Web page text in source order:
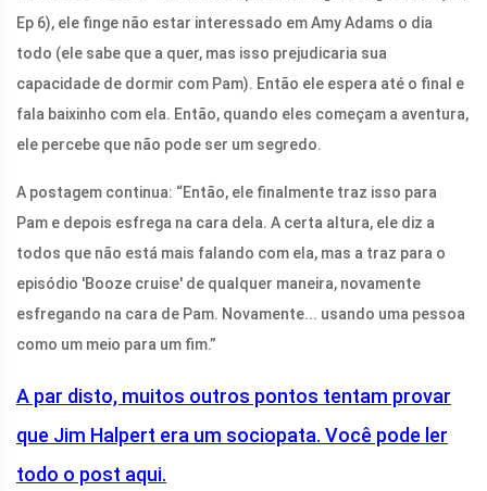
Ep 6), ele finge não estar interessado em Amy Adams o dia
todo (ele sabe que a quer, mas isso prejudicaria sua
capacidade de dormir com Pam). Então ele espera até o final e
fala baixinho com ela. Então, quando eles começam a aventura,
ele percebe que não pode ser um segredo.
A postagem continua: “Então, ele finalmente traz isso para
Pam e depois esfrega na cara dela. A certa altura, ele diz a
todos que não está mais falando com ela, mas a traz para o
episódio 'Booze cruise' de qualquer maneira, novamente
esfregando na cara de Pam. Novamente... usando uma pessoa
como um meio para um fim.”
A par disto, muitos outros pontos tentam provar
que Jim Halpert era um sociopata. Você pode ler
todo o post aqui.